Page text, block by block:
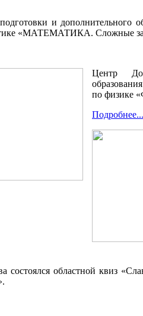
и дополнительного
«МАТЕМАТИКА. Сложные
Центр
по физике
Подробнее...
областной квиз